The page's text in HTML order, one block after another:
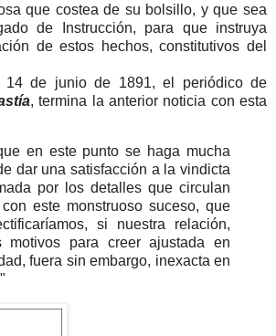
que costea de su bolsillo, y que sea
de Instrucción, para que instruya
de estos hechos, constitutivos del
14 de junio de 1891, el periódico de
, termina la anterior noticia con esta
en este punto se haga mucha
dar una satisfacción a la vindicta
por los detalles que circulan
este monstruoso suceso, que
si nuestra relación,
motivos para creer ajustada en
fuera sin embargo, inexacta en